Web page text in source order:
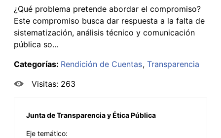
¿Qué problema pretende abordar el compromiso?
Este compromiso busca dar respuesta a la falta de
sistematización, análisis técnico y comunicación
pública so...
Categorías: Rendición de Cuentas Transparencia
Visitas: 263
Junta de Transparencia y Ética Pública
Eje temático: